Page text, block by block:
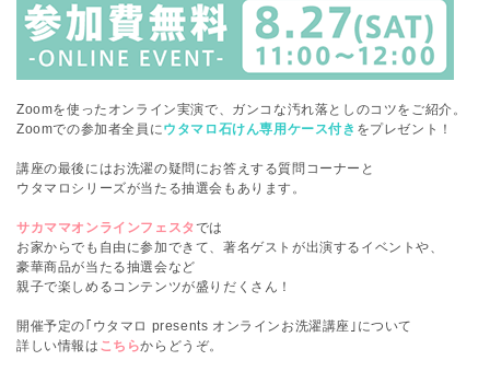
Zoomを使ったオンライン実演で、ガンコな汚れ落としのコツをご紹介。
Zoomでの参加者全員にウタマロ石けん専用ケース付き をプレゼント！
講座の最後にはお洗濯の疑問にお答えする質問コーナーと
ウタマロシリーズが当たる抽選会もあります。
サカママオンラインフェスタでは
お家からでも自由に参加できて、著名ゲストが出演するイベントや、
豪華商品が当たる抽選会など
親子で楽しめるコンテンツが盛りだくさん！
開催予定の｢ウタマロ presents オンラインお洗濯講座｣について
詳しい情報は こちらからどうぞ。